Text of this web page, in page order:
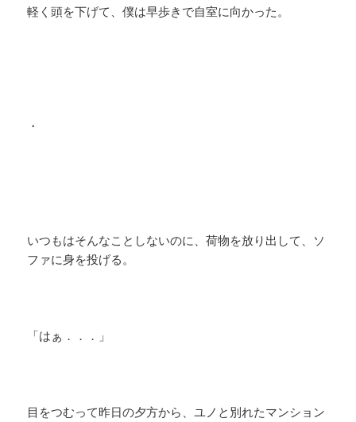
​軽く頭を下げて、僕は早歩きで自室に向かった。
・
​いつもはそんなことしないのに、荷物を放り出して、ソ
ファに身を投げる。
​「はぁ．．．」
目をつむって昨日の夕方から、ユノと別れたマンション